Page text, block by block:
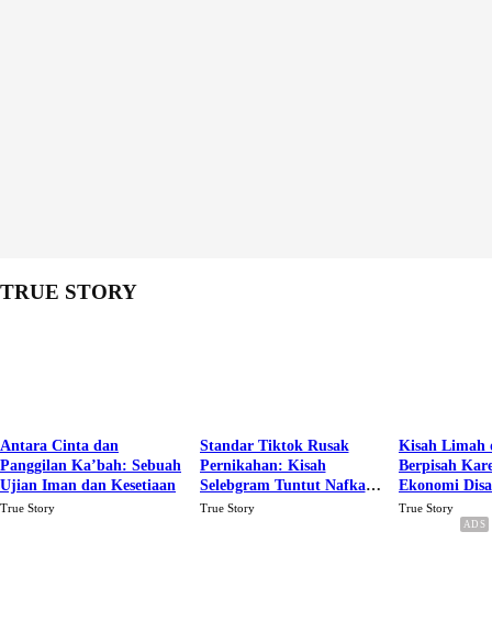
TRUE STORY
Antara Cinta dan
Panggilan Ka’bah: Sebuah
Ujian Iman dan Kesetiaan
True Story
Standar Tiktok Rusak
Pernikahan: Kisah
Selebgram Tuntut Nafkah
Rp.15 Juta Perbulan
True Story
Kisah Limah
Berpisah
Ekonomi
Karena Cinta
True Story